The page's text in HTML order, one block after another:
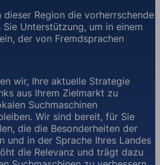
dieser Region die vorherrschende
Unterstützung, um in einem
der von Fremdsprachen
wir, Ihre aktuelle Strategie
aus Ihrem Zielmarkt zu
Suchmaschinen
Wir sind bereit, für Sie
die die Besonderheiten der
und in der Sprache Ihres Landes
die Relevanz und trägt dazu